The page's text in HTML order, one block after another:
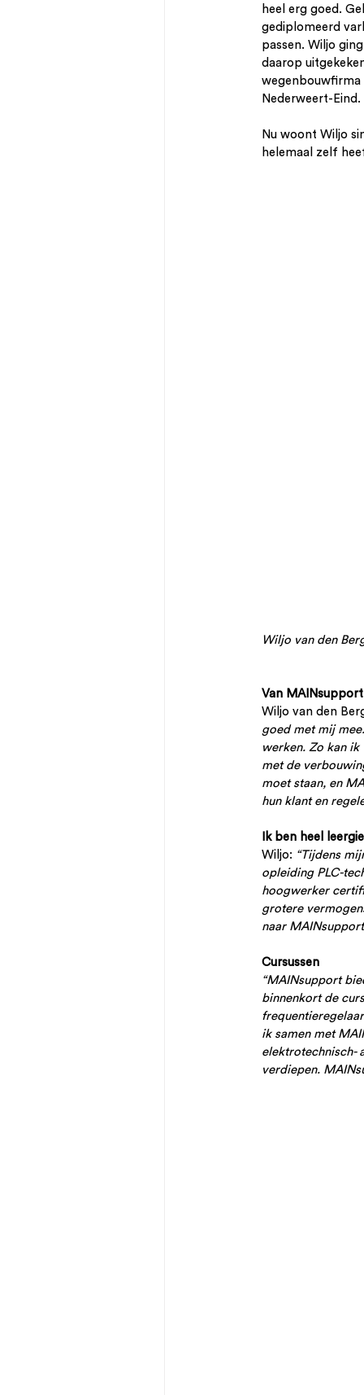
heel erg goed.
gediplomeerd
passen. Wiljo
daarop
wegenbouwfirma
Nederweert-Eind.
Nu woont Wiljo
helemaal zelf
Wiljo van den
Van
Wiljo van den
goed met mij
werken. Zo kan
met de
moet staan, en
hun klant en
Ik ben heel
Wiljo: “Tijdens
opleiding PLC-
hoogwerker
grotere
naar
Cursussen
“MAINsupport
binnenkort de
ik samen met
elektrotechnisch-
verdiepen.